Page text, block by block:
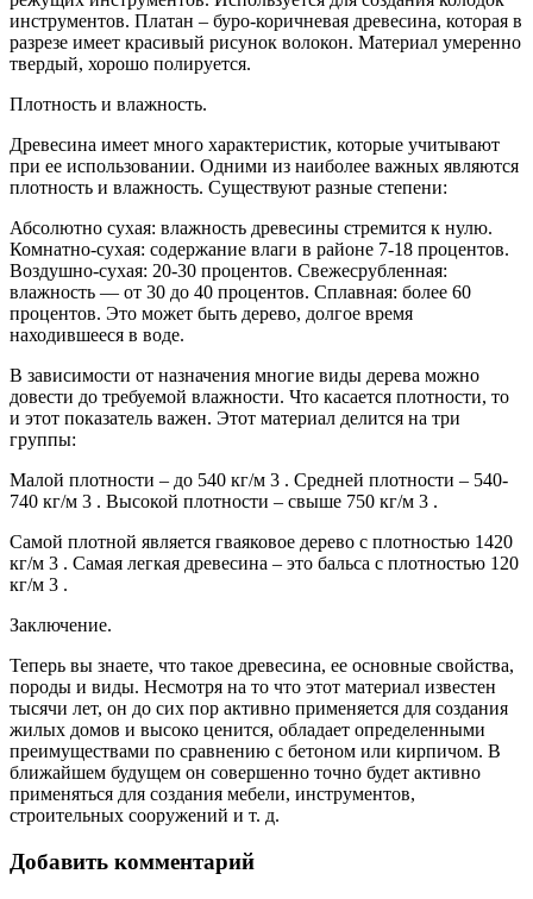
инструментов. Платан – буро-коричневая древесина, которая в
разрезе имеет красивый рисунок волокон. Материал умеренно
твердый, хорошо полируется.
Плотность и влажность.
Древесина имеет много характеристик, которые учитывают
при ее использовании. Одними из наиболее важных являются
плотность и влажность. Существуют разные степени:
Абсолютно сухая: влажность древесины стремится к нулю.
Комнатно-сухая: содержание влаги в районе 7-18 процентов.
Воздушно-сухая: 20-30 процентов. Свежесрубленная:
влажность — от 30 до 40 процентов. Сплавная: более 60
процентов. Это может быть дерево, долгое время
находившееся в воде.
В зависимости от назначения многие виды дерева можно
довести до требуемой влажности. Что касается плотности, то
и этот показатель важен. Этот материал делится на три
группы:
Малой плотности – до 540 кг/м 3 . Средней плотности – 540-
740 кг/м 3 . Высокой плотности – свыше 750 кг/м 3 .
Самой плотной является гваяковое дерево с плотностью 1420
кг/м 3 . Самая легкая древесина – это бальса с плотностью 120
кг/м 3 .
Заключение.
Теперь вы знаете, что такое древесина, ее основные свойства,
породы и виды. Несмотря на то что этот материал известен
тысячи лет, он до сих пор активно применяется для создания
жилых домов и высоко ценится, обладает определенными
преимуществами по сравнению с бетоном или кирпичом. В
ближайшем будущем он совершенно точно будет активно
применяться для создания мебели, инструментов,
строительных сооружений и т. д.
Добавить комментарий